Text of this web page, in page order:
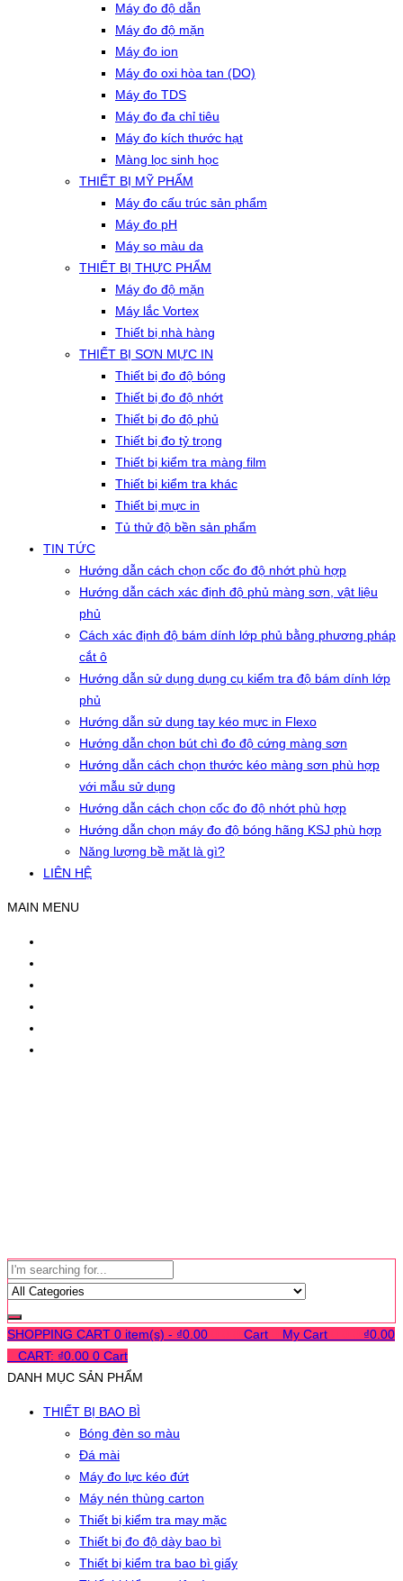
Máy đo độ dẫn
Máy đo độ mặn
Máy đo ion
Máy đo oxi hòa tan (DO)
Máy đo TDS
Máy đo đa chỉ tiêu
Máy đo kích thước hạt
Màng lọc sinh học
THIẾT BỊ MỸ PHẨM
Máy đo cấu trúc sản phẩm
Máy đo pH
Máy so màu da
THIẾT BỊ THỰC PHẨM
Máy đo độ mặn
Máy lắc Vortex
Thiết bị nhà hàng
THIẾT BỊ SƠN MỰC IN
Thiết bị đo độ bóng
Thiết bị đo độ nhớt
Thiết bị đo độ phủ
Thiết bị đo tỷ trọng
Thiết bị kiểm tra màng film
Thiết bị kiểm tra khác
Thiết bị mực in
Tủ thử độ bền sản phẩm
TIN TỨC
Hướng dẫn cách chọn cốc đo độ nhớt phù hợp
Hướng dẫn cách xác định độ phủ màng sơn, vật liệu
phủ
Cách xác định độ bám dính lớp phủ bằng phương pháp
cắt ô
Hướng dẫn sử dụng dụng cụ kiểm tra độ bám dính lớp
phủ
Hướng dẫn sử dụng tay kéo mực in Flexo
Hướng dẫn chọn bút chì đo độ cứng màng sơn
Hướng dẫn cách chọn thước kéo màng sơn phù hợp
với mẫu sử dụng
Hướng dẫn cách chọn cốc đo độ nhớt phù hợp
Hướng dẫn chọn máy đo độ bóng hãng KSJ phù hợp
Năng lượng bề mặt là gì?
LIÊN HỆ
MAIN MENU
SHOPPING CART 0 item(s) - ₫0.00 Cart My Cart ₫0.00
CART: ₫0.00 0 Cart
DANH MỤC SẢN PHẨM
THIẾT BỊ BAO BÌ
Bóng đèn so màu
Đá mài
Máy đo lực kéo đứt
Máy nén thùng carton
Thiết bị kiểm tra may mặc
Thiết bị đo độ dày bao bì
Thiết bị kiểm tra bao bì giấy